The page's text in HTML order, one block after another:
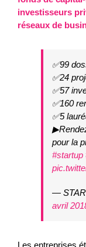
investisseurs
réseaux de
✅99
✅24
✅57
✅160
✅5
pour la
#startup
—
avril
Les entreprises